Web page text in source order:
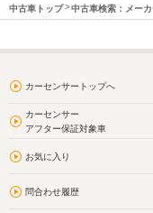
中古車トップ 中古車検索：メー
カーセンサートップへ
カーセンサー
アフター保証対象車
お気に入り
問合わせ履歴